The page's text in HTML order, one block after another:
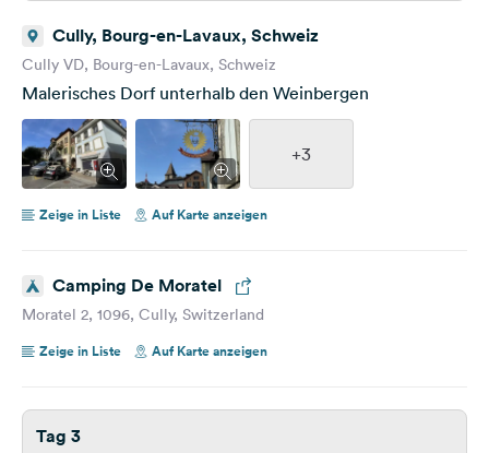
Cully, Bourg-en-Lavaux, Schweiz
Cully VD, Bourg-en-Lavaux, Schweiz
Malerisches Dorf unterhalb den Weinbergen
+3
Zeige in Liste Auf Karte anzeigen
Camping De Moratel
Moratel 2, 1096, Cully, Switzerland
Zeige in Liste
Auf Karte anzeigen
Tag 3